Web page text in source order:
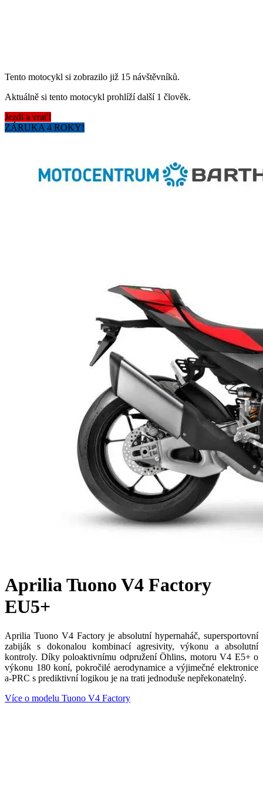
Tento motocykl si zobrazilo již 15 návštěvníků.
Aktuálně si tento motocykl prohlíží další 1 člověk.
Jezdi a vrať!
ZÁRUKA 4 ROKY!
Aprilia Tuono V4 Factory
EU5+
Aprilia Tuono V4 Factory je absolutní hypernaháč, supersportovní
zabiják s dokonalou kombinací agresivity, výkonu a absolutní
kontroly. Díky poloaktivnímu odpružení Öhlins, motoru V4 E5+ o
výkonu 180 koní, pokročilé aerodynamice a výjimečné elektronice
a-PRC s prediktivní logikou je na trati jednoduše nepřekonatelný.
Více o modelu Tuono V4 Factory